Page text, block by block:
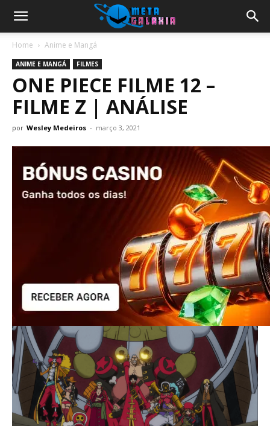
Home Anime e Mangá
ANIME E MANGÁ FILMES
ONE PIECE FILME 12 –
FILME Z | ANÁLISE
por Wesley Medeiros - março 3, 2021